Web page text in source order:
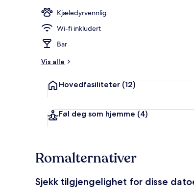
Kjæledyrvennlig
Wi-fi inkludert
Bar
Vis alle
Hovedfasiliteter (12)
Føl deg som hjemme (4)
Romalternativer
Sjekk tilgjengelighet for disse